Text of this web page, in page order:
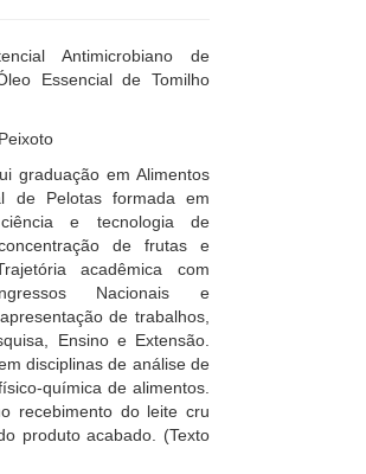
Antimicrobiano de
Essencial de Tomilho
graduação em Alimentos
de Pelotas formada em
e tecnologia de
de frutas e
acadêmica com
Nacionais e
de trabalhos,
Ensino e Extensão.
disciplinas de análise de
química de alimentos.
recebimento do leite cru
produto acabado. (Texto